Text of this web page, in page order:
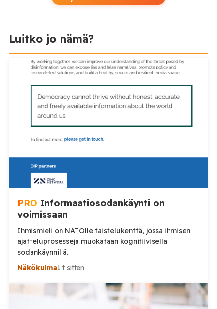
Luitko jo nämä?
PRO Informaatiosodankäynti on
voimissaan
Ihmismieli on NATOlle taistelukenttä, jossa ihmisen
ajatteluprosesseja muokataan kognitiivisella
sodankäynnillä.
Näkökulma1 t sitten